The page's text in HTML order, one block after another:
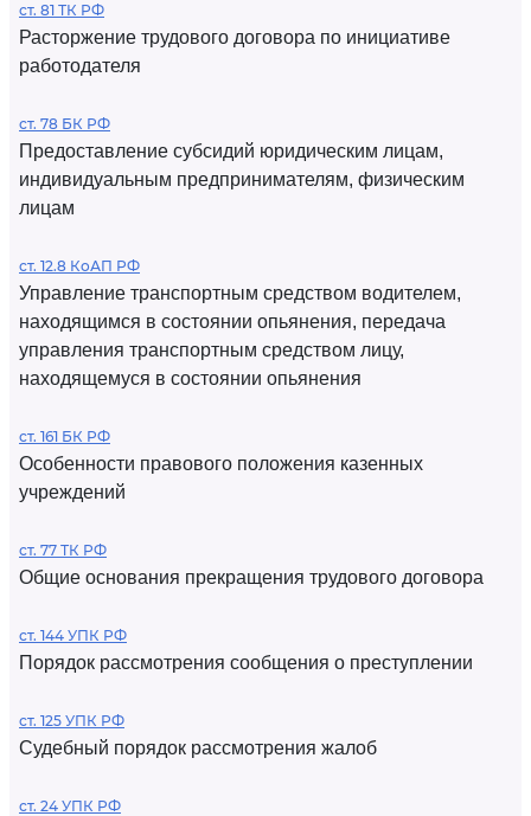
ст. 81 ТК РФ
Расторжение трудового договора по инициативе
работодателя
ст. 78 БК РФ
Предоставление субсидий юридическим лицам,
индивидуальным предпринимателям, физическим
лицам
ст. 12.8 КоАП РФ
Управление транспортным средством водителем,
находящимся в состоянии опьянения, передача
управления транспортным средством лицу,
находящемуся в состоянии опьянения
ст. 161 БК РФ
Особенности правового положения казенных
учреждений
ст. 77 ТК РФ
Общие основания прекращения трудового договора
ст. 144 УПК РФ
Порядок рассмотрения сообщения о преступлении
ст. 125 УПК РФ
Судебный порядок рассмотрения жалоб
ст. 24 УПК РФ